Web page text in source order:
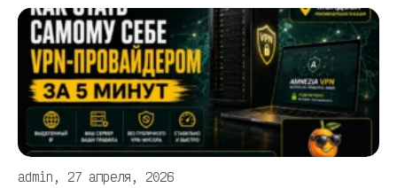
admin, 27 апреля, 2026